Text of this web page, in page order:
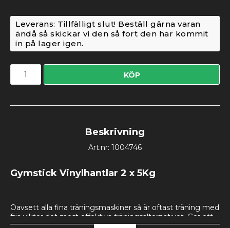
Leverans: Tillfälligt slut! Beställ gärna varan
ändå så skickar vi den så fort den har kommit
in på lager igen.
KÖP
Beskrivning
Art.nr: 1004746
Gymstick Vinylhantlar 2 x 5Kg
Oavsett alla fina träningsmaskiner så är oftast träning med
fria vikter det mest effektiva träningsalternativet. Ger ett
stort utbud av träningsalternativ och brukar även komma